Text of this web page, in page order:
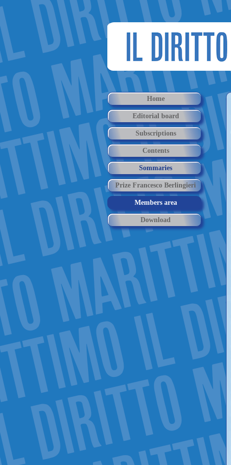
Home
Editorial board
Subscriptions
Contents
Sommaries
Prize Francesco Berlingieri
Members area
Download